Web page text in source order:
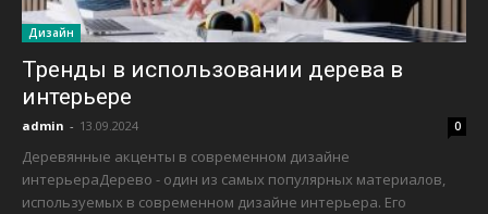
Дизайн
Тренды в использовании дерева в
интерьере
admin - 13.09.2024 0
Деревянные акценты в современном дизайне
интерьераДерево - один из самых популярных материалов,
используемых в современном дизайне интерьера. Его